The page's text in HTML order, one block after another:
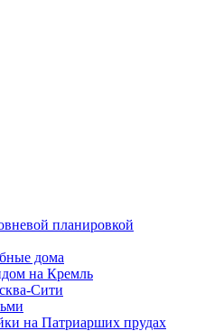
планировкой
дома
на Кремль
Сити
на Патриарших прудах